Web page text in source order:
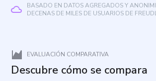
BASADO EN DATOS AGREGADOS Y
DECENAS DE MILES DE USUARIOS DE
EVALUACIÓN COMPARATIVA
Descubre cómo se compara